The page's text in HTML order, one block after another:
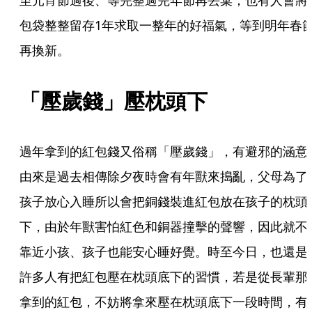
包袋整整留存1年求取一整年的好福氣，等到明年春
再換新。
「壓歲錢」壓枕頭下
過年拿到的紅包錢又俗稱「壓歲錢」，有避邪的涵意
由來是過去相傳除夕夜時會有年獸來搗亂，父母為了
孩子放心入睡所以會把銅錢裝進紅包放在孩子的枕頭
下，由於年獸害怕紅色和銅器撞擊的聲響，因此就不
靠近小孩、孩子也能安心睡好覺。時至今日，也還是
許多人有把紅包壓在枕頭底下的習慣，若是從長輩那
拿到的紅包，不妨將拿來壓在枕頭底下一段時間，有